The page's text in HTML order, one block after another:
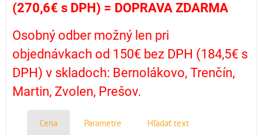
(270,6€ s DPH) = DOPRAVA ZDARMA
Osobný odber možný len pri
objednávkach od 150€ bez DPH (184,5€ s
DPH) v skladoch: Bernolákovo, Trenčín,
Martin, Zvolen, Prešov.
Cena Parametre Hľadať text